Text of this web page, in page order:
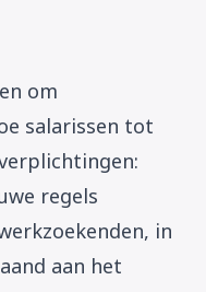
om
salarissen tot
regels
in
aan het